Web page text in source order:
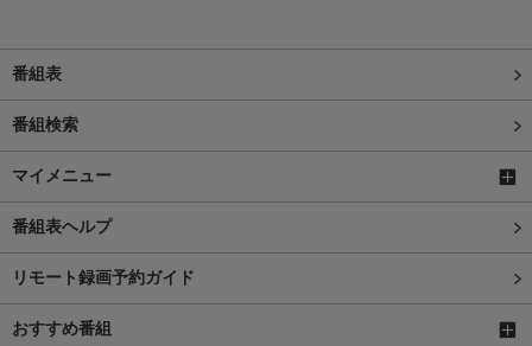
番組表
番組検索
マイメニュー
番組表ヘルプ
リモート録画予約ガイド
おすすめ番組